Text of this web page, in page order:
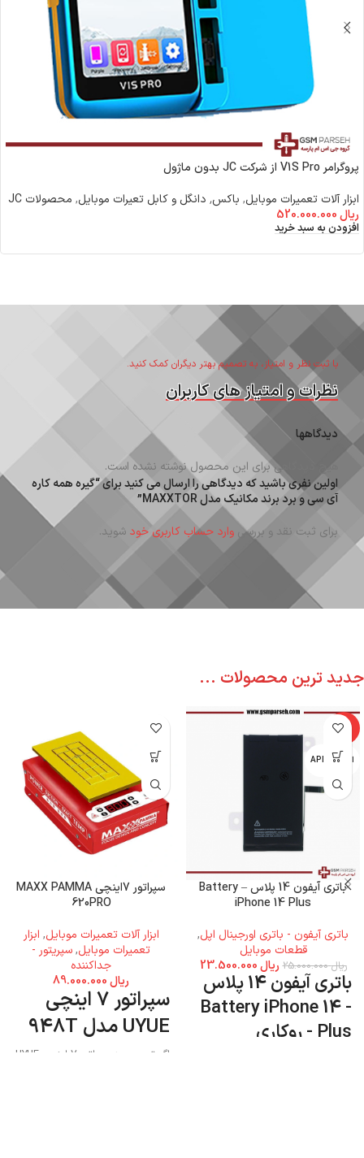
پروگرامر V1S Pro از شرکت JC بدون ماژول
ابزار آلات تعمیرات موبایل, باکس٬ دانگل و کابل تعیرات موبایل , محصولات JC
ریال
افزودن به سبد خرید
با ثبت نظر و امتیاز، به تصمیم بهتر دیگران کمک کنید.
نظرات و امتیاز های کاربران
دیدگاهها
هیچ دیدگاهی برای این محصول نوشته نشده است.
اولین نفری باشید که دیدگاهی را ارسال می کنید برای “گیره همه کاره
آی سی و برد برند مکانیک مدل MAXXTOR”
برای ثبت نقد و بررسیوارد حساب کاربری خود شوید.
جدید ترین محصولات ...
-6%
اپل - APPLE
باتری آیفون 14 پلاس – Battery
iPhone 14 Plus
باتری آیفون - باتری اورجینال اپل,
قطعات موبایل
ریال25.000.000 ریال
باتری آیفون 14 پلاس
- Battery iPhone 14
Plus - روکاری
سپراتور 7اینچی MAXX PAMMA
620PRO
ابزار آلات تعمیرات موبایل, ابزار
تعمیرات موبایل,سپریتور -
جداکننده
ریال
سپراتور 7 اینچی
UYUE مدل 948T
اگر تصمیم به سپراتور 7 اینچی UYUE